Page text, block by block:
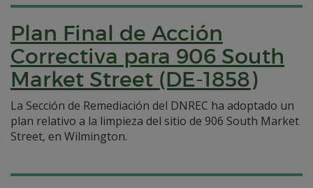
Plan Final de Acción
Correctiva para 906 South
Market Street (DE-1858)
La Sección de Remediación del DNREC ha adoptado un
plan relativo a la limpieza del sitio de 906 South Market
Street, en Wilmington.